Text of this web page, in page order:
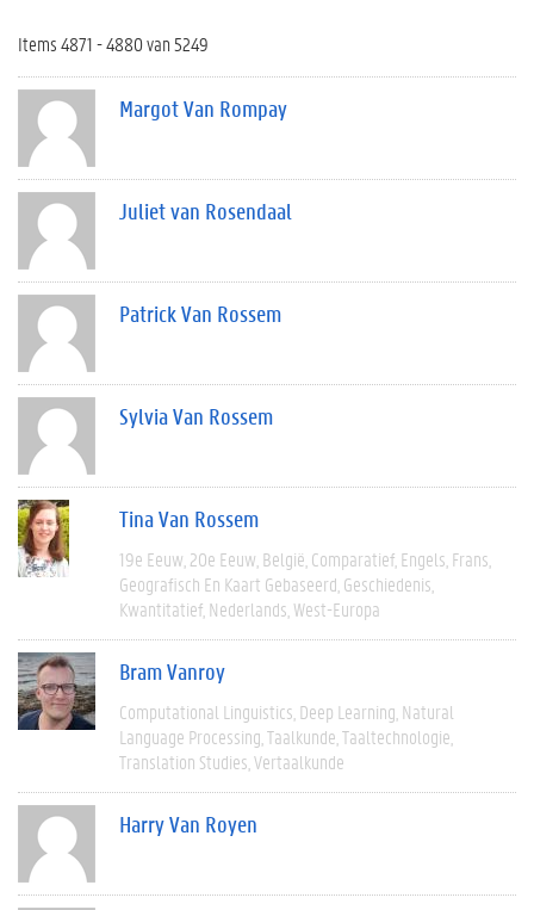
Items 4871 - 4880 van 5249
Margot Van Rompay
Juliet van Rosendaal
Patrick Van Rossem
Sylvia Van Rossem
Tina Van Rossem
19e Eeuw 20e Eeuw België Comparatief Engels Frans
Geografisch En Kaart Gebaseerd Geschiedenis
Kwantitatief Nederlands West-Europa
Bram Vanroy
Computational Linguistics Deep Learning Natural
Language Processing Taalkunde Taaltechnologie
Translation Studies Vertaalkunde
Harry Van Royen